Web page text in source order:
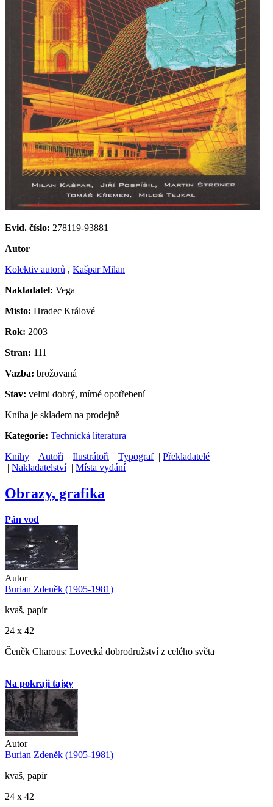
Evid. číslo: 278119-93881
Autor
Kolektiv autorů , Kašpar Milan
Nakladatel: Vega
Místo: Hradec Králové
Rok: 2003
Stran: 111
Vazba: brožovaná
Stav: velmi dobrý, mírné opotřebení
Kniha je skladem na prodejně
Kategorie: Technická literatura
Knihy | Autoři | Ilustrátoři | Typograf| Překladatelé
| Nakladatelství| Místa vydání
Obrazy, grafika
Pán vod
Autor
Burian Zdeněk (1905-1981)
kvaš, papír
24 x 42
Čeněk Charous: Lovecká dobrodružství z celého světa
Na pokraji tajgy
Autor
Burian Zdeněk (1905-1981)
kvaš, papír
24 x 42